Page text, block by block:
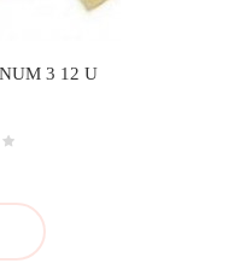
3 12 U